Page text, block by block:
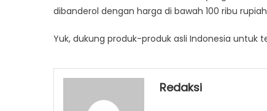
dibanderol dengan harga di bawah 100 ribu
Yuk, dukung produk-produk asli Indonesia untuk
Redaksi